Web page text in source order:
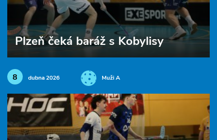
Plzeň čeká baráž s Kobylisy
8 dubna 2026 Muži A